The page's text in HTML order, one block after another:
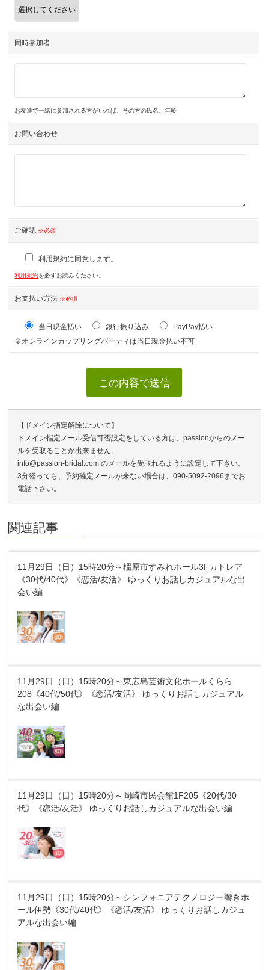
同時参加者
お友達で一緒に参加される方がいれば、その方の氏名、年齢
お問い合わせ
ご確認 ※必須
利用規約に同意します。
利用規約を必ずお読みください。
お支払い方法 ※必須
当日現金払い 銀行振り込み
PayPay払い
※オンラインカップリングパーティは当日現金払い不可
【ドメイン指定解除について】
ドメイン指定メール受信可否設定をしている方は、passionからのメー
ルを受取ることが出来ません。
info@passion-bridal.com のメールを受取れるように設定して下さい。
3分経っても、予約確定メールが来ない場合は、090-5092-2096までお
電話下さい。
関連記事
11月29日（日）15時20分～橿原市すみれホール3Fカトレア
《30代/40代》《恋活/友活》 ゆっくりお話しカジュアルな出
会い編
11月29日（日）15時20分～東広島芸術文化ホールくらら
208《40代/50代》《恋活/友活》 ゆっくりお話しカジュアル
な出会い編
11月29日（日）15時20分～岡崎市民会館1F205《20代/30
代》《恋活/友活》 ゆっくりお話しカジュアルな出会い編
11月29日（日）15時20分～シンフォニアテクノロジー響きホ
ール伊勢《30代/40代》《恋活/友活》 ゆっくりお話しカジュ
アルな出会い編